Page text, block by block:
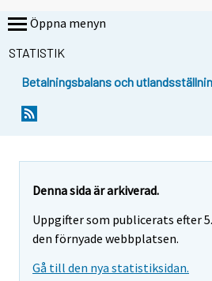
Öppna menyn
STATISTIK
Betalningsbalans och
Denna sida är arkiverad.
Uppgifter som publicerats efter
den förnyade webbplatsen.
Gå till den nya statistiksidan.